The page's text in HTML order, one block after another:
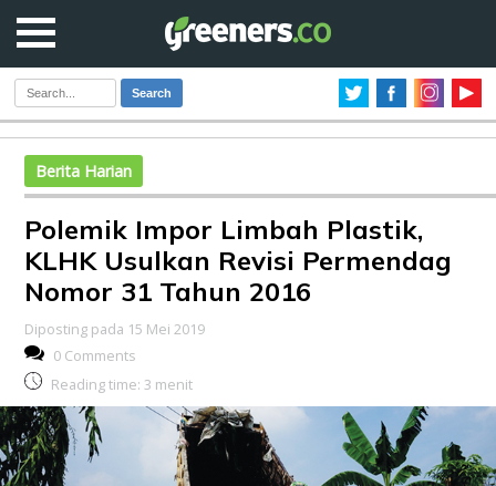
Search
Berita Harian
Polemik Impor Limbah Plastik,
KLHK Usulkan Revisi Permendag
Nomor 31 Tahun 2016
Diposting pada 15 Mei 2019
0 Comments
Reading time: 3 menit